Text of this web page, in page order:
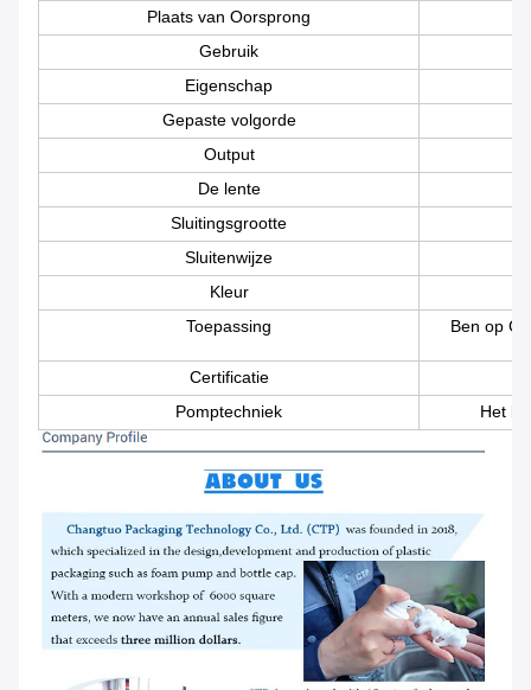
Plaats van Oorsprong
Gebruik
Eigenschap
Gepaste volgorde
Output
De lente
Sluitingsgrootte
Sluitenwijze
Kleur
Toepassing
Ben op
Certificatie
Pomptechniek
Het